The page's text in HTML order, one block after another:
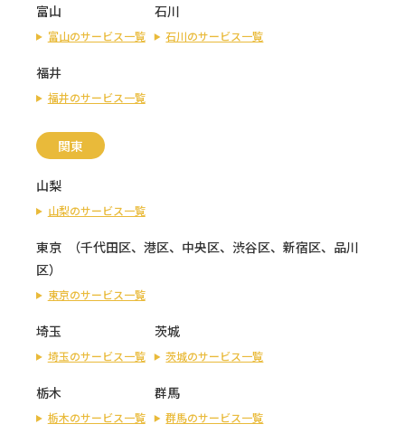
富山
富山のサービス一覧
石川
石川のサービス一覧
福井
福井のサービス一覧
関東
山梨
山梨のサービス一覧
東京 （千代田区、 港区、 中央区、 渋谷区、 新宿区、 品川
区）
東京のサービス一覧
埼玉
埼玉のサービス一覧
茨城
茨城のサービス一覧
栃木
栃木のサービス一覧
群馬
群馬のサービス一覧